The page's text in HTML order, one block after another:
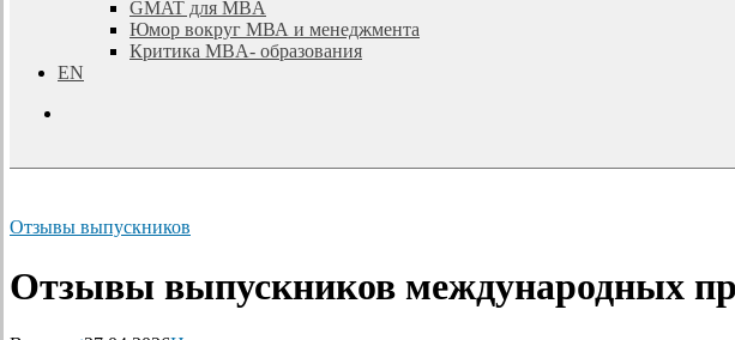
GMAT для MBA
Юмор вокруг МВА и менеджмента
Критика MBA- образования
EN
Отзывы выпускников
Отзывы выпускников международных